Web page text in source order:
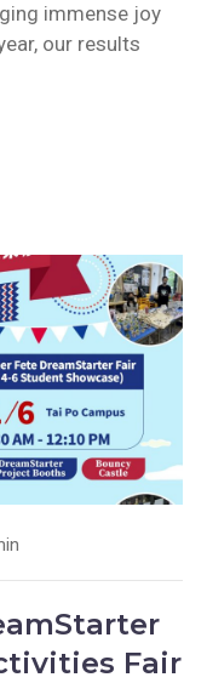
immense joy
our results
Fair